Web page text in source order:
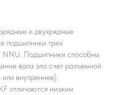
и двухрядные
подшипники трех
NNU. Подшипники способны
вала зла счет разъемной
внутреннее).
отличаются низким